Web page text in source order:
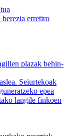
erretiro
plazak behin-
Seiurtekoak
epea
langile finkoen